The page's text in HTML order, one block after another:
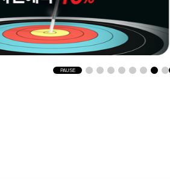
PAUSE